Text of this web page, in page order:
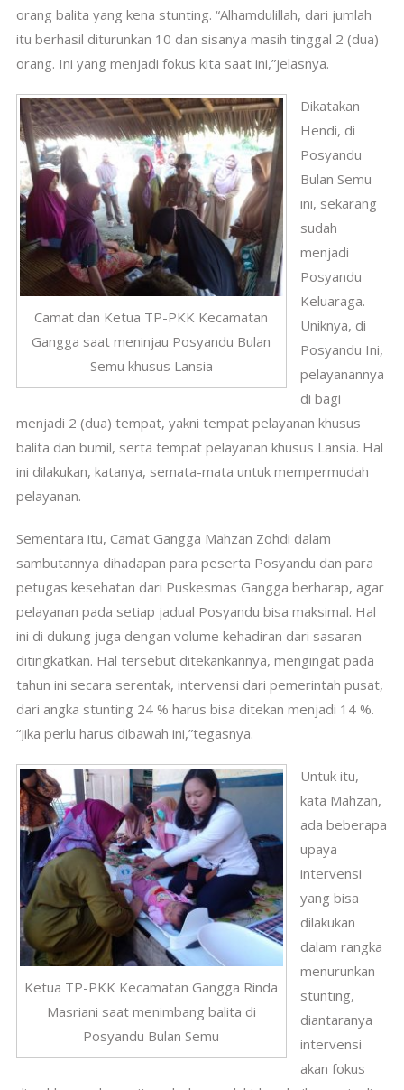
orang balita yang kena stunting. “Alhamdulillah, dari jumlah
itu berhasil diturunkan 10 dan sisanya masih tinggal 2 (dua)
orang. Ini yang menjadi fokus kita saat ini,”jelasnya.
Camat dan Ketua TP-PKK Kecamatan
Gangga saat meninjau Posyandu Bulan
Semu khusus Lansia
Dikatakan
Hendi, di
Posyandu
Bulan Semu
ini, sekarang
sudah
menjadi
Posyandu
Keluaraga.
Uniknya, di
Posyandu Ini,
pelayanannya
di bagi
menjadi 2 (dua) tempat, yakni tempat pelayanan khusus
balita dan bumil, serta tempat pelayanan khusus Lansia. Hal
ini dilakukan, katanya, semata-mata untuk mempermudah
pelayanan.
Sementara itu, Camat Gangga Mahzan Zohdi dalam
sambutannya dihadapan para peserta Posyandu dan para
petugas kesehatan dari Puskesmas Gangga berharap, agar
pelayanan pada setiap jadual Posyandu bisa maksimal. Hal
ini di dukung juga dengan volume kehadiran dari sasaran
ditingkatkan. Hal tersebut ditekankannya, mengingat pada
tahun ini secara serentak, intervensi dari pemerintah pusat,
dari angka stunting 24 % harus bisa ditekan menjadi 14 %.
“Jika perlu harus dibawah ini,”tegasnya.
Ketua TP-PKK Kecamatan Gangga Rinda
Masriani saat menimbang balita di
Posyandu Bulan Semu
Untuk itu,
kata Mahzan,
ada beberapa
upaya
intervensi
yang bisa
dilakukan
dalam rangka
menurunkan
stunting,
diantaranya
intervensi
akan fokus